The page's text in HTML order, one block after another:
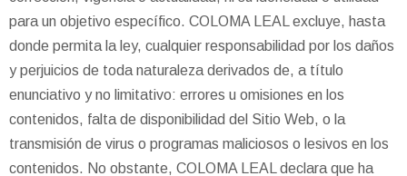
para un objetivo específico. COLOMA LEAL excluye, hasta
donde permita la ley, cualquier responsabilidad por los daños
y perjuicios de toda naturaleza derivados de, a título
enunciativo y no limitativo: errores u omisiones en los
contenidos, falta de disponibilidad del Sitio Web, o la
transmisión de virus o programas maliciosos o lesivos en los
contenidos. No obstante, COLOMA LEAL declara que ha